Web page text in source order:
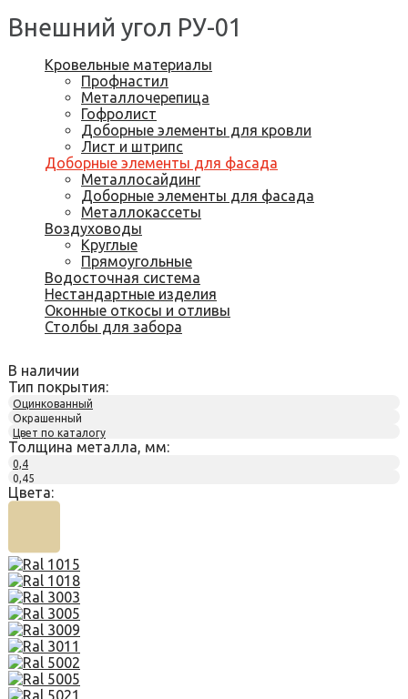
Внешний угол РУ-01
Кровельные материалы
Профнастил
Металлочерепица
Гофролист
Доборные элементы для кровли
Лист и штрипс
Доборные элементы для фасада
Металлосайдинг
Доборные элементы для фасада
Металлокассеты
Воздуховоды
Круглые
Прямоугольные
Водосточная система
Нестандартные изделия
Оконные откосы и отливы
Столбы для забора
В наличии
Тип покрытия:
Оцинкованный
Окрашенный
Цвет по каталогу
Толщина металла, мм:
0,4
0,45
Цвета: